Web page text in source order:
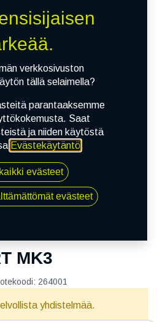
SPORTSMART MK3
MK3
264001
yhdistelmää.
verkkosivuston
tällä selaimella?
parantaaksemme
Saat
ja niiden käytöstä
Evästekäytäntö.
evästeet
evästeet